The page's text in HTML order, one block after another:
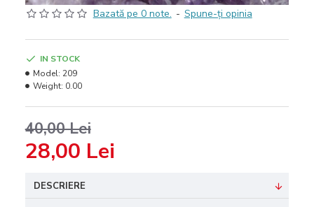
Bazată pe 0 note. - Spune-ţi opinia
28,00 Lei
40,00 Lei
IN STOCK
Model: 209
Weight: 0.00
DESCRIERE